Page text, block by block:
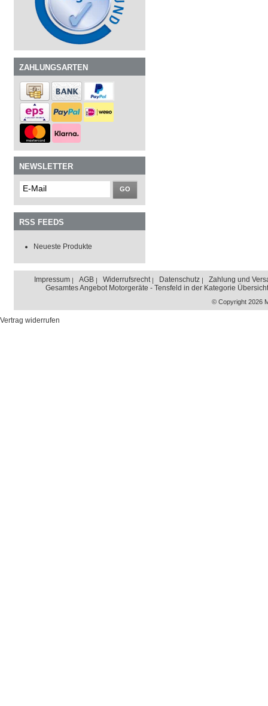
ZAHLUNGSARTEN
NEWSLETTER
GO
RSS FEEDS
Neueste Produkte
Impressum AGB Widerrufsrecht Datenschutz
Zahlung und
Gesamtes Angebot Motorgeräte - Tensfeld in der Kategorie Übersicht
© Copyright 2026
Vertrag widerrufen